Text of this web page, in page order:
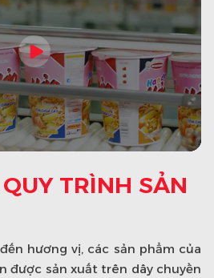
TRÌNH SẢN
hương vị, các sản phẩm của
được sản xuất trên dây chuyền